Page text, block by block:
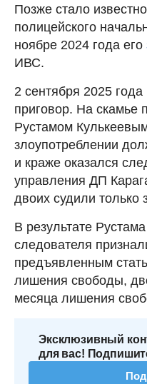
Позже стало
полицейского
ноябре 2024 года его
ИВС.
2 сентября 2025
приговор. На скамье
Рустамом
злоупотреблении
и краже оказался
управления ДП
двоих судили только
В результате
следователя
предъявленным
лишения свободы,
месяца лишения
Эксклюзивный
для вас!